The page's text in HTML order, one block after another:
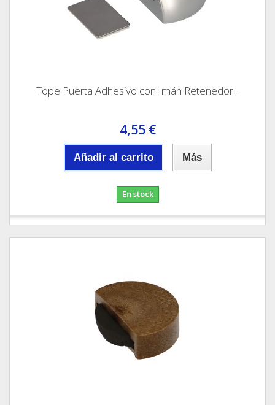
Tope Puerta Adhesivo con Imán Retenedor...
4,55 €
Añadir al carrito Más
En stock